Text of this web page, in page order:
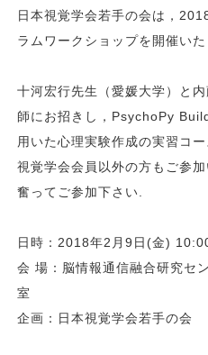
日本視覚学会若手の会は，
ラムワークショップを開催いた
十河宏行先生（愛媛大学）と
師にお招きし，PsychoPy
用いた心理実験作成の実習コ
視覚学会会員以外の方もご参
奮ってご参加下さい.
日時：2018年2月9日(金)
会 場：脳情報通信融合研究セ
室
企画：日本視覚学会若手の会